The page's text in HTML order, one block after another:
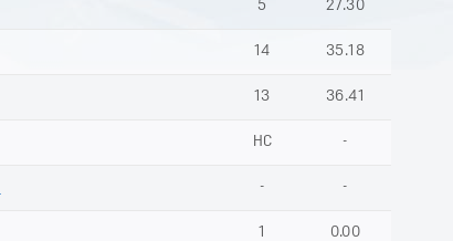
5 27.30
14 35.18
13 36.41
НС -
- -
1 0.00